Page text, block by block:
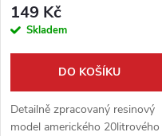
149 Kč
Skladem
DO KOŠÍKU
Detailně zpracovaný resinový
model amerického 20litrového